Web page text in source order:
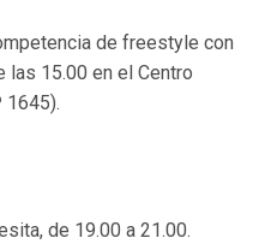
de freestyle con
las 15.00 en el Centro
1645).
de 19.00 a 21.00.